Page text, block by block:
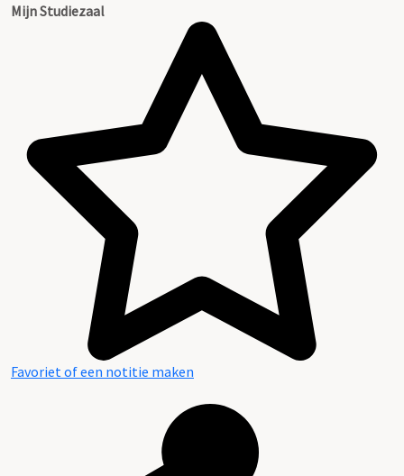
Mijn Studiezaal
Favoriet of een notitie maken